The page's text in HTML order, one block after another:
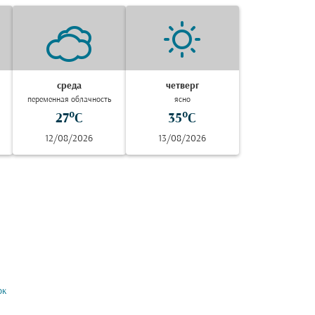
среда
переменная облачность
27°C
12/08/2026
четверг
ясно
35°C
13/08/2026